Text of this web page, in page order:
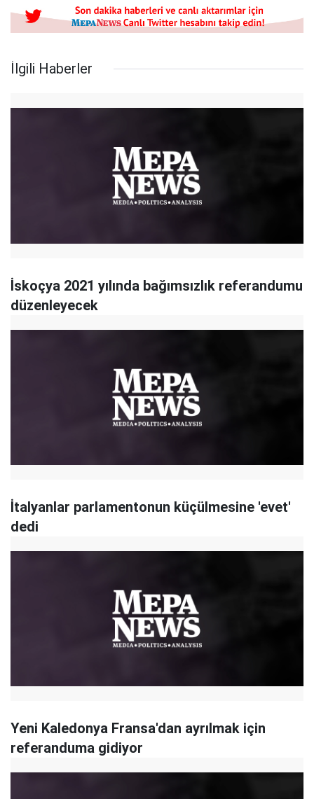
İlgili Haberler
İskoçya 2021 yılında bağımsızlık referandumu
düzenleyecek
İtalyanlar parlamentonun küçülmesine 'evet'
dedi
Yeni Kaledonya Fransa'dan ayrılmak için
referanduma gidiyor